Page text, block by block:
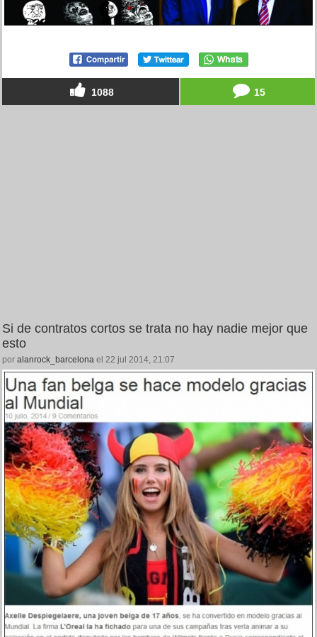
1088 15
Si de contratos cortos se trata no hay nadie mejor que
esto
por alanrock_barcelona el 22 jul 2014, 21:07